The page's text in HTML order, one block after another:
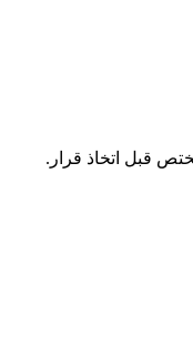
قبل اتخاذ قرار.